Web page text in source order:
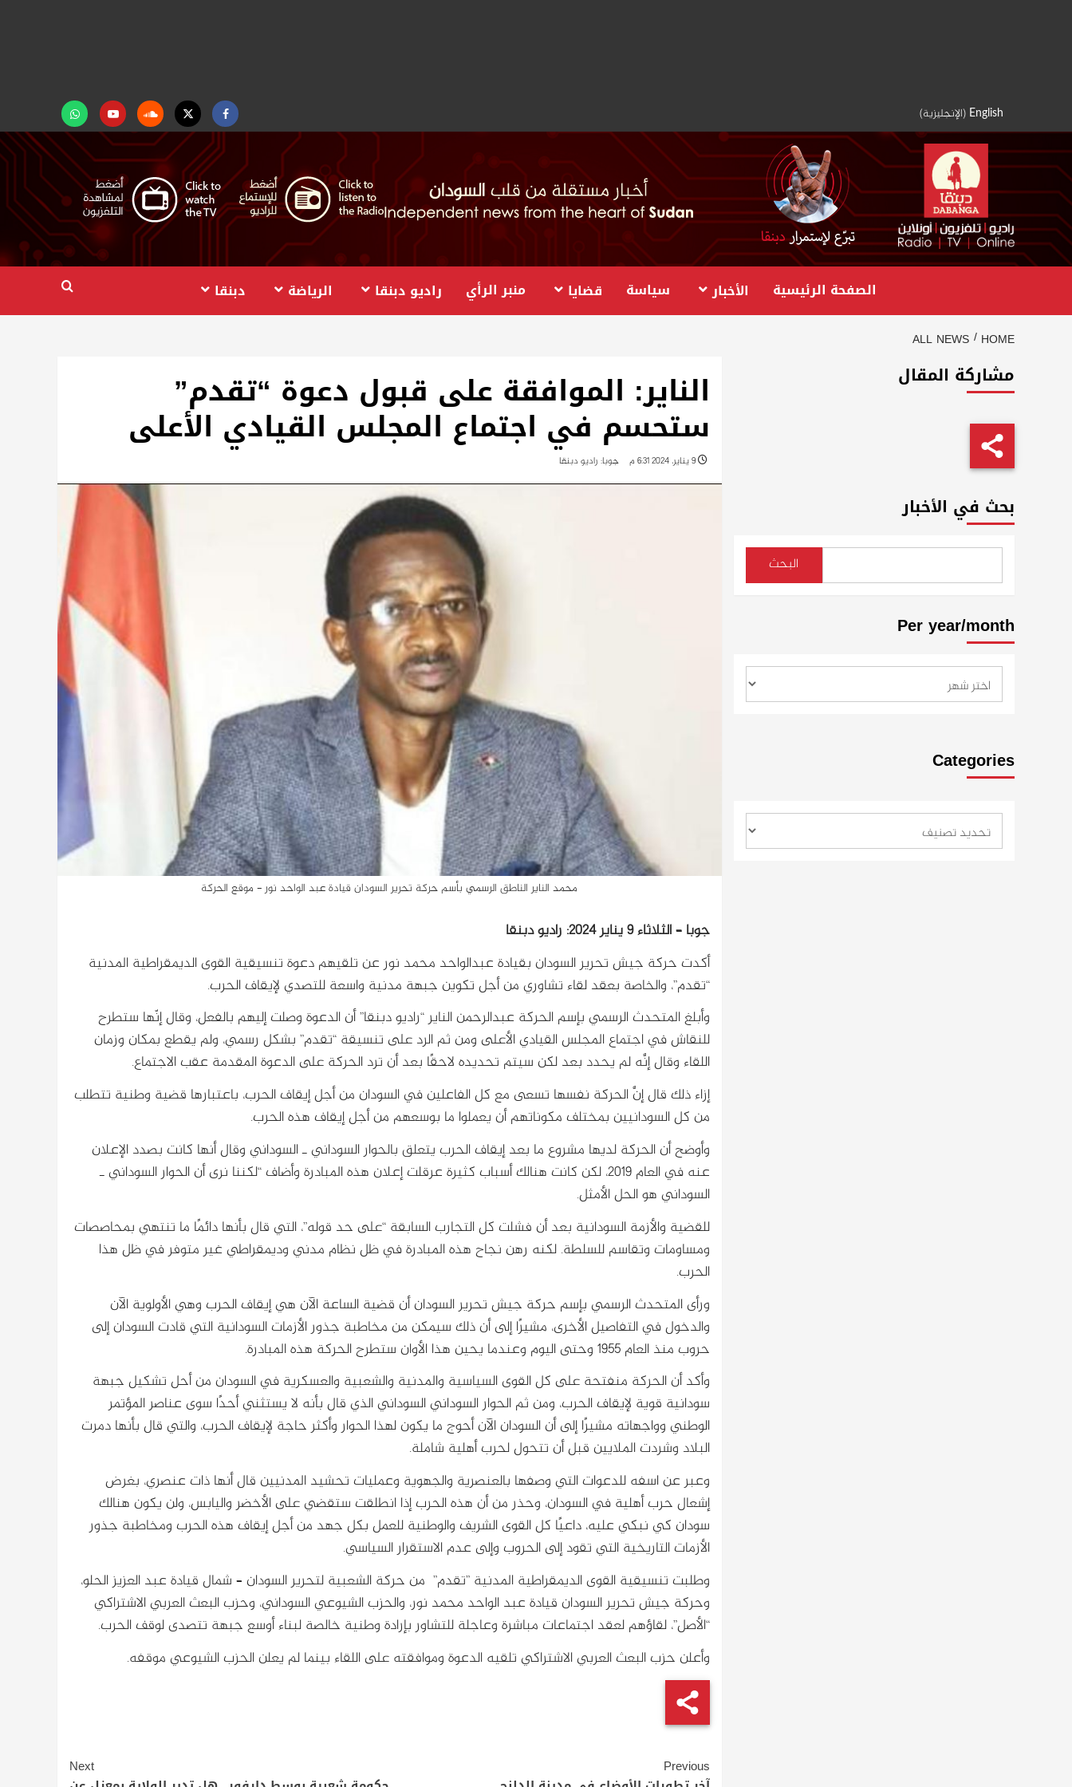
English
(الإنجليزية)
Facebook
Twitter
Soundcloud
Youtubeتابعنا
على
واتساب
الصفحة الرئيسية الأخبار سياسة قضايا منبر الرأي راديو دبنقا الرياضة دبنقا
HOME
ALL NEWS
الناير: الموافقة على قبول دعوة “تقدم”
ستحسم في اجتماع المجلس القيادي الأعلى
9 يناير، 2024 6:31 م جوبا: راديو دبنقا
محمد الناير الناطق الرسمي بأسم حركة تحرير السودان قيادة عبد الواحد نور - موقع الحركة
جوبا – الثلاثاء 9 يناير 2024: راديو دبنقا
أكدت حركة جيش تحرير السودان بقيادة عبدالواحد محمد نور عن تلقيهم دعوة تنسيقية القوى الديمقراطية المدنية
“تقدم”، والخاصة بعقد لقاء تشاوري من أجل تكوين جبهة مدنية واسعة للتصدي لإيقاف الحرب.
وأبلغ المتحدث الرسمي بإسم الحركة عبدالرحمن الناير “راديو دبنقا” أن الدعوة وصلت إليهم بالفعل، وقال إنّها ستطرح
للنقاش في اجتماع المجلس القيادي الأعلى ومن ثم الرد على تنسيقة “تقدم” بشكل رسمي، ولم يقطع بمكان وزمان
اللقاء وقال إنَّه لم يحدد بعد لكن سيتم تحديده لاحقًا بعد أن ترد الحركة على الدعوة المقدمة عقب الاجتماع.
إزاء ذلك قال إنَّ الحركة نفسها تسعى مع كل الفاعلين في السودان من أجل إيقاف الحرب، باعتبارها قضية وطنية تتطلب
من كل السودانيين بمختلف مكوناتهم أن يعملوا ما بوسعهم من أجل إيقاف هذه الحرب.
وأوضح أن الحركة لديها مشروع ما بعد إيقاف الحرب يتعلق بالحوار السوداني ـ السوداني وقال أنها كانت بصدد الإعلان
عنه في العام 2019، لكن كانت هنالك أسباب كثيرة عرقلت إعلان هذه المبادرة وأضاف “لكننا نرى أن الحوار السوداني ـ
السوداني هو الحل الأمثل.
للقضية والأزمة السودانية بعد أن فشلت كل التجارب السابقة “على حد قوله”، التي قال بأنها دائمًا ما تنتهي بمحاصصات
ومساومات وتقاسم للسلطة. لكنه رهن نجاح هذه المبادرة في ظل نظام مدني وديمقراطي غير متوفر في ظل هذا
الحرب.
ورأى المتحدث الرسمي بإسم حركة جيش تحرير السودان أن قضية الساعة الآن هي إيقاف الحرب وهي الأولوية الآن
والدخول في التفاصيل الأخرى، مشيرًا إلى أن ذلك سيمكن من مخاطبة جذور الأزمات السودانية التي قادت السودان إلى
حروب منذ العام 1955 وحتى اليوم وعندما يحين هذا الأوان ستطرح الحركة هذه المبادرة.
وأكد أن الحركة منفتحة على كل القوى السياسية والمدنية والشعبية والعسكرية في السودان من أحل تشكيل جبهة
سودانية قوية لإيقاف الحرب، ومن ثم الحوار السوداني السوداني الذي قال بأنه لا يستثني أحدًا سوى عناصر المؤتمر
الوطني وواجهاته مشيرًا إلى أن السودان الآن أحوج ما يكون لهذا الحوار وأكثر حاجة لإيقاف الحرب، والتي قال بأنها دمرت
البلاد وشردت الملايين قبل أن تتحول لحرب أهلية شاملة.
وعبر عن اسفه للدعوات التي وصفها بالعنصرية والجهوية وعمليات تحشيد المدنيين قال أنها ذات عنصري، بغرض
إشعال حرب أهلية في السودان، وحذر من أن هذه الحرب إذا انطلقت ستقضي على الأخضر واليابس، ولن يكون هنالك
سودان كي نبكي عليه، داعيًا كل القوى الشريف والوطنية للعمل بكل جهد من أجل إيقاف هذه الحرب ومخاطبة جذور
الأزمات التاريخية التي تقود إلى الحروب وإلى عدم الاستقرار السياسي.
وطلبت تنسيقية القوى الديمقراطية المدنية ”تقدم” من حركة الشعبية لتحرير السودان – شمال قيادة عبد العزيز الحلو،
وحركة جيش تحرير السودان قيادة عبد الواحد محمد نور، والحزب الشيوعي السوداني، وحزب البعث العربي الاشتراكي
“الأصل”، لقاؤهم لعقد اجتماعات مباشرة وعاجلة للتشاور بإرادة وطنية خالصة لبناء أوسع جبهة تتصدى لوقف الحرب.
وأعلن حزب البعث العربي الاشتراكي تلقيه الدعوة وموافقته على اللقاء بينما لم يعلن الحزب الشيوعي موقفه.
Continue
Previous
Next
مشاركة المقال
بحث في الأخبار
البحث
Per year/month
Categories